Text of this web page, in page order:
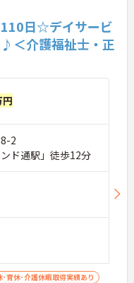
110日☆デイサービ
＜介護福祉士・正
2
ド通駅」徒歩12分
･育休･介護休暇取得実績あり